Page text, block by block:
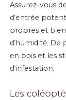
Assurez-vous
d’entrée
propres et bien
d’humidité.
en bois et les
d’infestation.
Les